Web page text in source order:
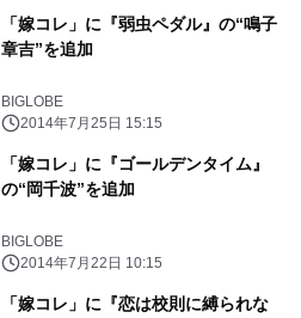
「嫁コレ」に『弱虫ペダル』の“鳴子
章吉”を追加
BIGLOBE
2014年7月25日 15:15
「嫁コレ」に『ゴールデンタイム』
の“岡千波”を追加
BIGLOBE
2014年7月22日 10:15
「嫁コレ」に『恋は校則に縛られな